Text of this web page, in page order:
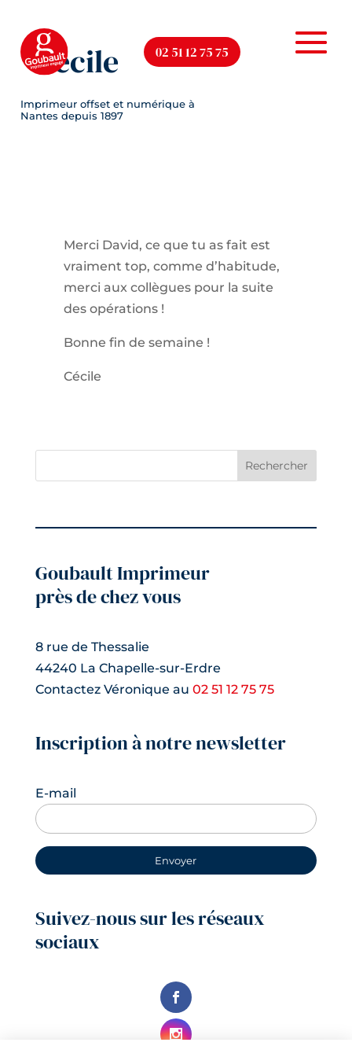
02 51 12 75 75
Cécile
Merci David, ce que tu as fait est
vraiment top, comme d’habitude,
merci aux collègues pour la suite
des opérations !
Bonne fin de semaine !
Cécile
Rechercher
Goubault Imprimeur
près de chez vous
8 rue de Thessalie
44240 La Chapelle-sur-Erdre
Contactez Véronique au 02 51 12 75 75
Inscription à notre newsletter
E-mail
Suivez-nous sur les réseaux
sociaux